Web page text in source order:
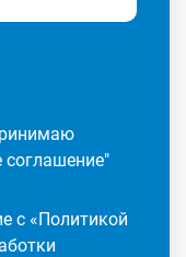
соглашение"
с «Политикой